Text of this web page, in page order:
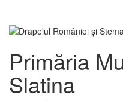
Primăria
Slatina